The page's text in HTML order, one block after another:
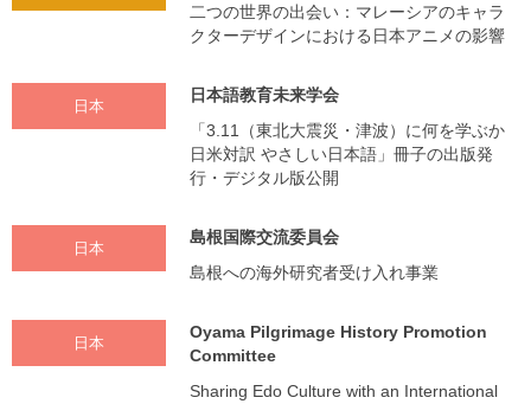
二つの世界の出会い：マレーシアのキャラ
クターデザインにおける日本アニメの影響
日本
日本語教育未来学会
「3.11（東北大震災・津波）に何を学ぶか
日米対訳 やさしい日本語」冊子の出版発
行・デジタル版公開
日本
島根国際交流委員会
島根への海外研究者受け入れ事業
日本
Oyama Pilgrimage History Promotion
Committee
Sharing Edo Culture with an International